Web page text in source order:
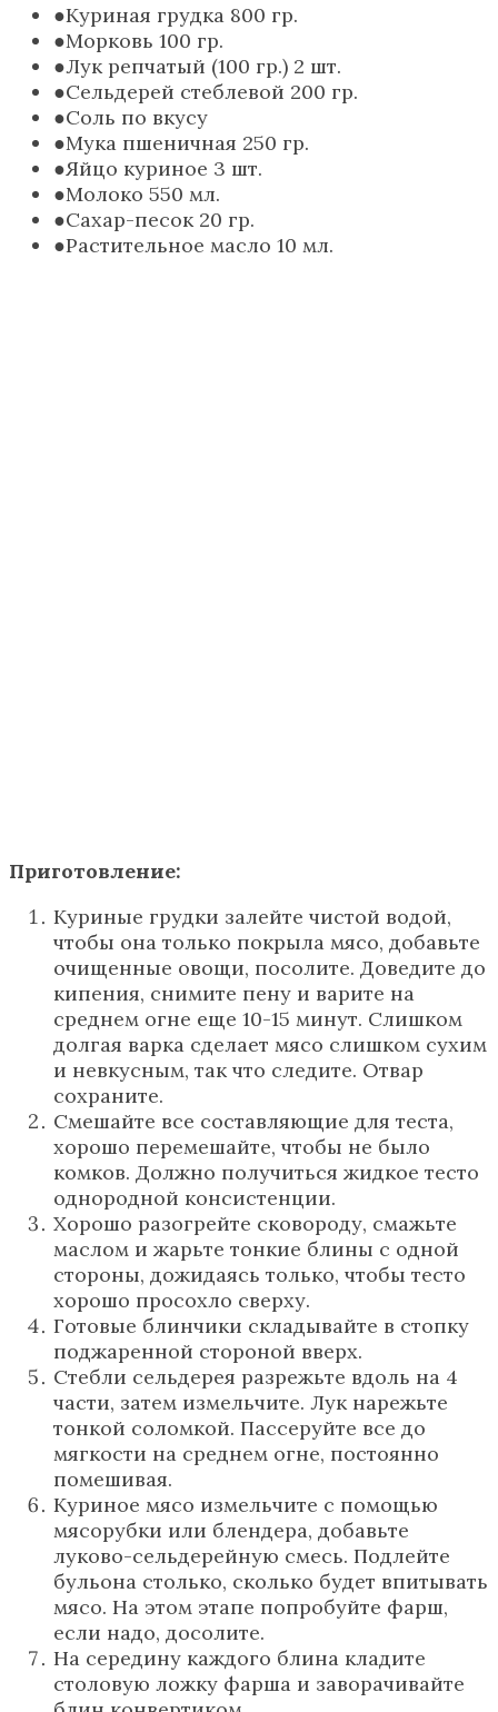
Куриная грудка 800 гр.
Морковь 100 гр.
Лук репчатый (100 гр.) 2 шт.
Сельдерей стеблевой 200 гр.
Соль по вкусу
Мука пшеничная 250 гр.
Яйцо куриное 3 шт.
Молоко 550 мл.
Сахар-песок 20 гр.
Растительное масло 10 мл.
Приготовление:
Куриные грудки залейте чистой водой,
чтобы она только покрыла мясо, добавьте
очищенные овощи, посолите. Доведите до
кипения, снимите пену и варите на
среднем огне еще 10-15 минут. Слишком
долгая варка сделает мясо слишком сухим
и невкусным, так что следите. Отвар
сохраните.
Смешайте все составляющие для теста,
хорошо перемешайте, чтобы не было
комков. Должно получиться жидкое тесто
однородной консистенции.
Хорошо разогрейте сковороду, смажьте
маслом и жарьте тонкие блины с одной
стороны, дожидаясь только, чтобы тесто
хорошо просохло сверху.
Готовые блинчики складывайте в стопку
поджаренной стороной вверх.
Стебли сельдерея разрежьте вдоль на 4
части, затем измельчите. Лук нарежьте
тонкой соломкой. Пассеруйте все до
мягкости на среднем огне, постоянно
помешивая.
Куриное мясо измельчите с помощью
мясорубки или блендера, добавьте
луково-сельдерейную смесь. Подлейте
бульона столько, сколько будет впитывать
мясо. На этом этапе попробуйте фарш,
если надо, досолите.
На середину каждого блина кладите
столовую ложку фарша и заворачивайте